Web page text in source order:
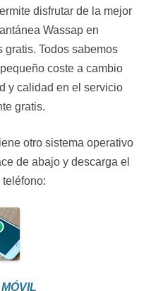
disfrutar de la mejor
Wassap en
gratis. Todos sabemos
coste a cambio
y calidad en el servicio
gratis.
otro sistema operativo
de abajo y descarga el